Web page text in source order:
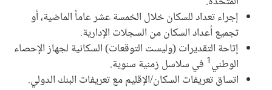
إجراء تعداد للسكان خلال الخمسة عشر عاماً الماضية، أو
تجميع أعداد السكان من السجلات الإدارية.
إتاحة التقديرات (وليست التوقعات) السكانية لجهاز الإحصاء
الوطني1 في سلاسل زمنية سنوية.
اتساق تعريفات السكان/الإقليم مع تعريفات البنك الدولي.